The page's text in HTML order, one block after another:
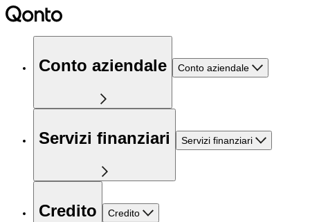
Conto aziendale Conto aziendale
Servizi finanziari Servizi finanziari
Credito Credito